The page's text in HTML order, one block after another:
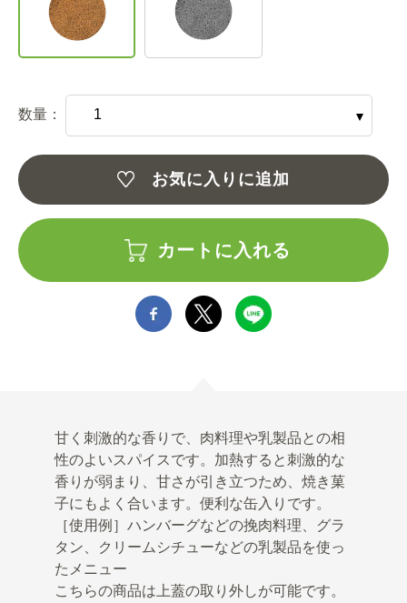
数量：
お気に入りに追加
カートに入れる
甘く刺激的な香りで、肉料理や乳製品との相
性のよいスパイスです。加熱すると刺激的な
香りが弱まり、甘さが引き立つため、焼き菓
子にもよく合います。便利な缶入りです。
［使用例］ハンバーグなどの挽肉料理、グラ
タン、クリームシチューなどの乳製品を使っ
たメニュー
こちらの商品は上蓋の取り外しが可能です。